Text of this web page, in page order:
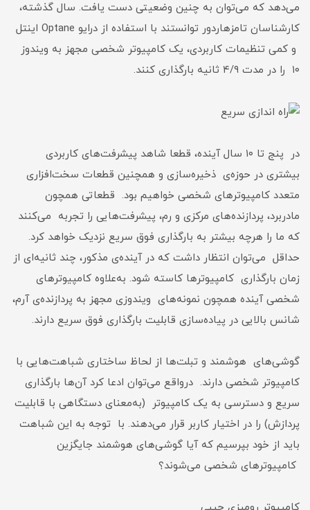
می‌دهد که می‌توان به چنین وضعیتی دست یافت. سال گذشته،
کارشناسان تامز‌هاردور توانستند با استفاده از درایو Optane اینتل
و کمی تنظیمات کاربردی، یک کامپیوتر شخصی مجهز به ویندوز
۱۰ را در مدت ۴/۹ ثانیه بارگذاری کنند.
در پنج تا ۱۰ سال آینده، قطعا شاهد پیشرفت‌های کاربردی
بیشتری در حوزه‌ی ذخیره‌سازی و همچنین قطعات سخت‌افزاری
متعدد کامپیوترهای شخصی خواهیم بود. قطعاتی همچون
مادربرد، پردازنده‌های مرکزی و رم، پیشرفت‌هایی را تجربه می‌کنند
که ما را هرچه بیشتر به بارگذاری فوق سریع نزدیک خواهد کرد.
حداقل می‌توان انتظار داشت که در آینده‌ی مذکور، چند ثانیه‌ای از
زمان بارگذاری کامپیوترها کاسته شود. به‌علاوه کامپیوترهای
شخصی آینده همچون نمونه‌های ویندوزی مجهز به پردازنده‌ی آرم،
شانس بالایی در پیاده‌سازی قابلیت بارگذاری فوق سریع دارند.
گوشی‌های هوشمند و تبلت‌ها از لحاظ ساختاری شباهت‌هایی با
کامپیوتر شخصی دارند. درواقع می‌توان ادعا کرد آن‌ها بارگذاری
سریع و دسترسی به یک کامپیوتر (به‌معنای دستگاهی با قابلیت
پردازش) را در اختیار کاربر قرار می‌دهند. با توجه به این شباهت
باید از خود بپرسیم که آیا گوشی‌های هوشمند جایگزین
کامپیوترهای شخصی می‌شوند؟